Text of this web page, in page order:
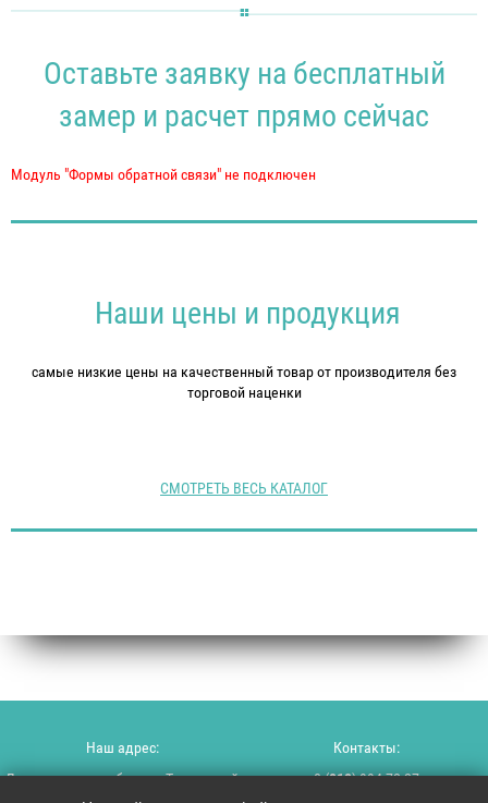
Оставьте заявку на бесплатный
замер и расчет прямо сейчас
Модуль "Формы обратной связи" не подключен
Наши цены и продукция
самые низкие цены на качественный товар от производителя без
торговой наценки
СМОТРЕТЬ ВЕСЬ КАТАЛОГ
Наш адрес:
Ленинградская область, Тосненский
Контакты:
8 (812) 994-72-27